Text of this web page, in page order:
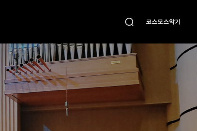
코스모스악기